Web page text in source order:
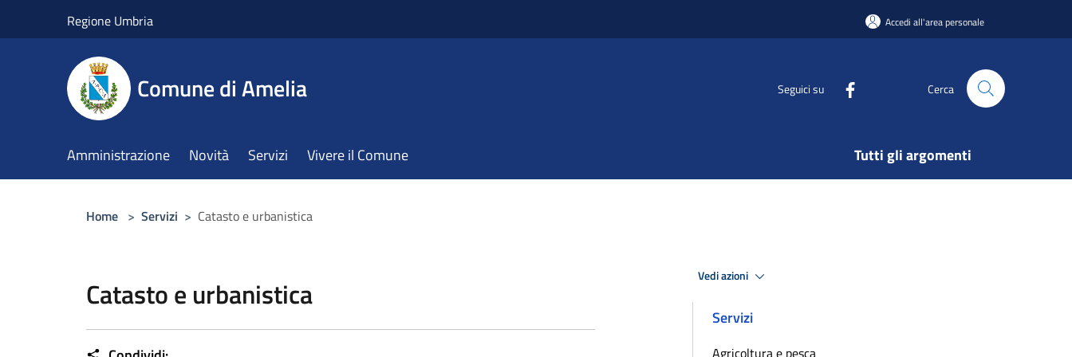
Regione Umbria Accedi all'area personale
Comune di Amelia Seguici su Cerca
Amministrazione Novità Servizi Vivere il Comune Tutti gli argomenti
Home > Servizi > Catasto e urbanistica
Catasto e urbanistica Vedi azioni
Servizi
Agricoltura e pesca